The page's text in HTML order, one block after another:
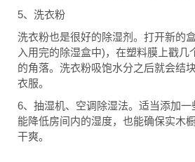
5、洗衣粉
洗衣粉也是很好的除湿剂。打开新的
入用完的除湿盒中)，在塑料膜上戳几
的角落。洗衣粉吸饱水分之后就会结
衣服。
6、抽湿机、空调除湿法。适当添加
能降低房间内的湿度，也能确保实木
干爽。